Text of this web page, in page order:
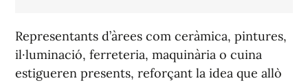
Representants d’àrees com ceràmica, pintures,
il·luminació, ferreteria, maquinària o cuina
estigueren presents, reforçant la idea que allò